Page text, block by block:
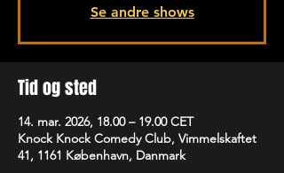
Se andre shows
Tid og sted
14. mar. 2026, 18.00 – 19.00 CET
Knock Knock Comedy Club, Vimmelskaftet
41, 1161 København, Danmark